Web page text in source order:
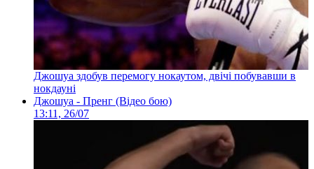
Джошуа здобув перемогу нокаутом, двічі побувавши в
нокдауні
Джошуа - Пренг (Відео бою)
13:11, 26/07